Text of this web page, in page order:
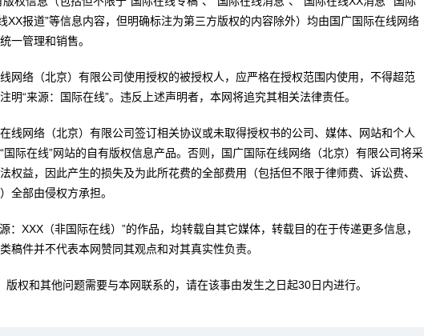
XX报道”等信息内容，但明确标注为第三方版权的内容除外）均由国广国际在线网络
一管理和销售。
网络（北京）有限公司使用授权的被授权人，应严格在授权范围内使用，不得超范
明“来源：国际在线”。违反上述声明者，本网将追究其相关法律责任。
线网络（北京）有限公司签订相关协议或未取得授权书的公司、媒体、网站和个人
国际在线”网站的自有版权信息产品。否则，国广国际在线网络（北京）有限公司将采
权益，因此产生的损失及为此所花费的全部费用（包括但不限于律师费、诉讼费、
全部由侵权方承担。
：XXX（非国际在线）”的作品，均转载自其它媒体，转载目的在于传递更多信息，
稿件并不代表本网赞同其观点和对其真实性负责。
版权和其他问题需要与本网联系的，请在该事由发生之日起30日内进行。